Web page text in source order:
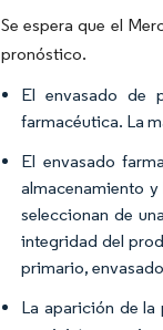
Se espera que el
pronóstico.
El envasado de
farmacéutica. La
El envasado
almacenamiento
seleccionan de
integridad del
primario,
La aparición de